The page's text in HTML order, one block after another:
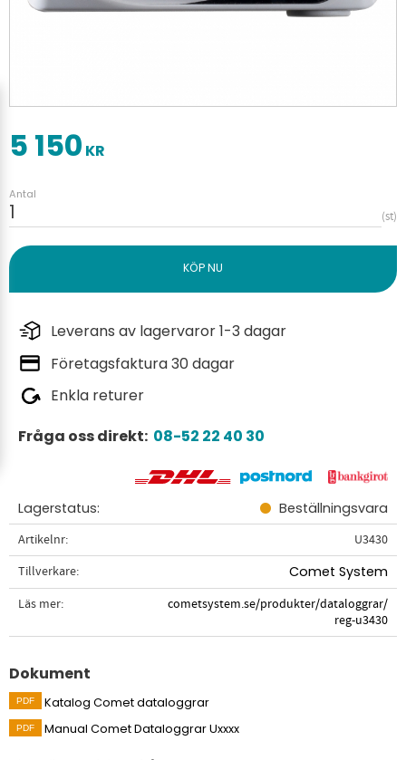
5 150 KR
Antal
st
Leverans av lagervaror 1-3 dagar
Företagsfaktura 30 dagar
Enkla returer
Fråga oss direkt: 08-52 22 40 30
Lagerstatus Beställningsvara
Artikelnr
U3430
Tillverkare
Comet System
Läs mer
cometsystem.se/produkter/dataloggrar/
reg-u3430
Dokument
Katalog Comet dataloggrar
Manual Comet Dataloggrar Uxxxx